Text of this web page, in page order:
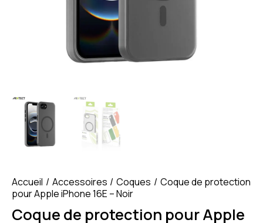
Accueil Accessoires Coques
Coque de protection
pour Apple iPhone 16E – Noir
Coque de protection pour Apple